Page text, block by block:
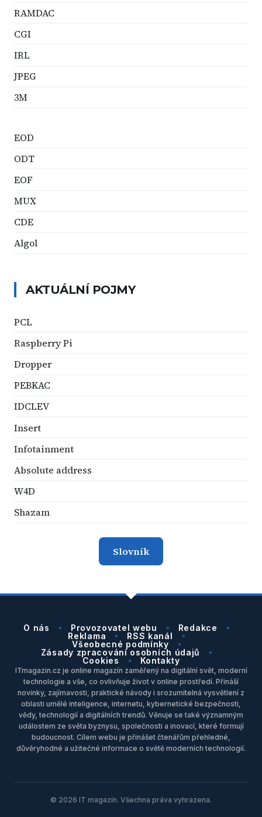
RAMDAC
CGI
IRL
JPEG
3M
EOD
ODT
EOF
MUX
CDE
Algol
AKTUÁLNÍ POJMY
PCL
Raspberry Pi
Dropper
PEBKAC
IDCLEV
Insert
Infotainment
Absolute address
W4D
Shazam
Slovník
O nás Provozovatel webu
Redakce
Reklama
RSS kanál
Všeobecné podmínky
Zásady zpracování osobních údajů
Cookies
Kontakty
ITmagazin.cz je online magazín zaměřený na digitální svět, moderní
technologie a vše, co ovlivňuje život v online prostředí. Přináší
novinky, zajímavosti, praktické návody i srozumitelná vysvětlení z
oblasti umělé inteligence, internetu, kybernetické bezpečnosti,
vědy, technologií a digitálních trendů. Věnuje se také významným
událostem ze světa byznysu, společnosti a inovací, které formují
budoucnost. Cílem webu je přinášet čtenářům přehledné,
důvěryhodné a užitečné informace o světě moderních technologií.
© 2026 IT magazín. Všechna práva vyhrazena.